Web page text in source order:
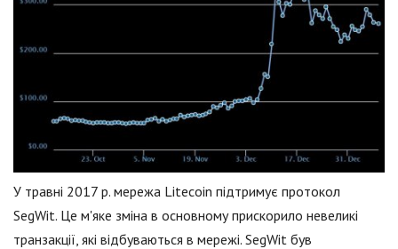
У травні 2017 р. мережа Litecoin підтримує протокол
SegWit. Це м'яке зміна в основному прискорило невеликі
транзакції, які відбуваються в мережі. SegWit був